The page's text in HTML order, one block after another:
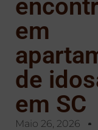
em
de
em SC
Maio 26, 2026